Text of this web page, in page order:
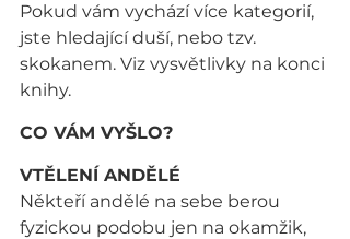
Pokud vám vychází více kategorií,
jste hledající duší, nebo tzv.
skokanem. Viz vysvětlivky na konci
knihy.
CO VÁM VYŠLO?
VTĚLENÍ ANDĚLÉ
Někteří andělé na sebe berou
fyzickou podobu jen na okamžik,